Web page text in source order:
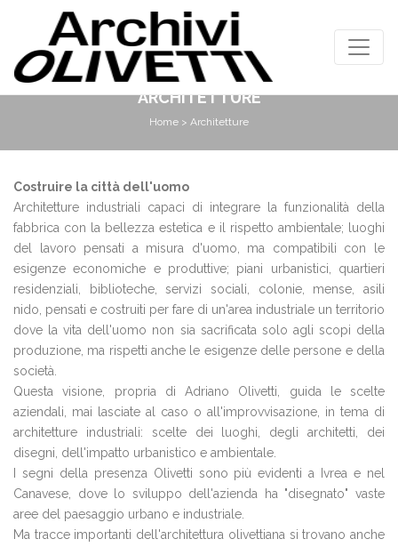
ARCHITETTURE
Home > Architetture
Costruire la città dell'uomo
Architetture industriali capaci di integrare la funzionalità della
fabbrica con la bellezza estetica e il rispetto ambientale; luoghi
del lavoro pensati a misura d'uomo, ma compatibili con le
esigenze economiche e produttive; piani urbanistici, quartieri
residenziali, biblioteche, servizi sociali, colonie, mense, asili
nido, pensati e costruiti per fare di un'area industriale un territorio
dove la vita dell'uomo non sia sacrificata solo agli scopi della
produzione, ma rispetti anche le esigenze delle persone e della
società.
Questa visione, propria di Adriano Olivetti, guida le scelte
aziendali, mai lasciate al caso o all'improvvisazione, in tema di
architetture industriali: scelte dei luoghi, degli architetti, dei
disegni, dell'impatto urbanistico e ambientale.
I segni della presenza Olivetti sono più evidenti a Ivrea e nel
Canavese, dove lo sviluppo dell'azienda ha "disegnato" vaste
aree del paesaggio urbano e industriale.
Ma tracce importanti dell'architettura olivettiana si trovano anche